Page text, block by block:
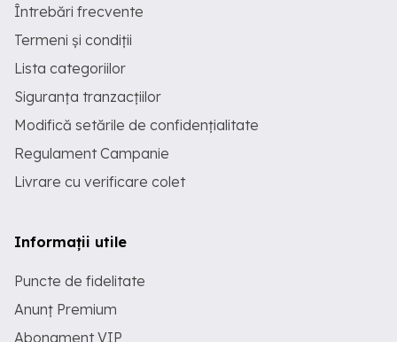
Întrebări frecvente
Termeni și condiții
Lista categoriilor
Siguranța tranzacțiilor
Modifică setările de confidențialitate
Regulament Campanie
Livrare cu verificare colet
Informații utile
Puncte de fidelitate
Anunț Premium
Abonament VIP